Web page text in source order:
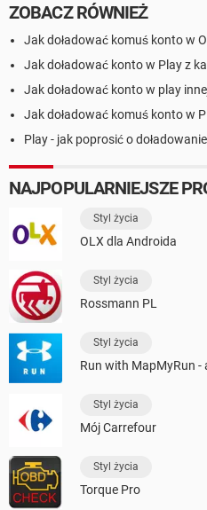
ZOBACZ RÓWNIEŻ
Jak doładować komuś konto w
Jak doładować konto w Play z
Jak doładować konto w play
Jak doładować komuś konto w
Play - jak poprosić o
NAJPOPULARNIEJSZE
Styl życia
OLX dla Androida
Styl życia
Rossmann PL
Styl życia
Run with MapMyRun
Styl życia
Mój Carrefour
Styl życia
Torque Pro